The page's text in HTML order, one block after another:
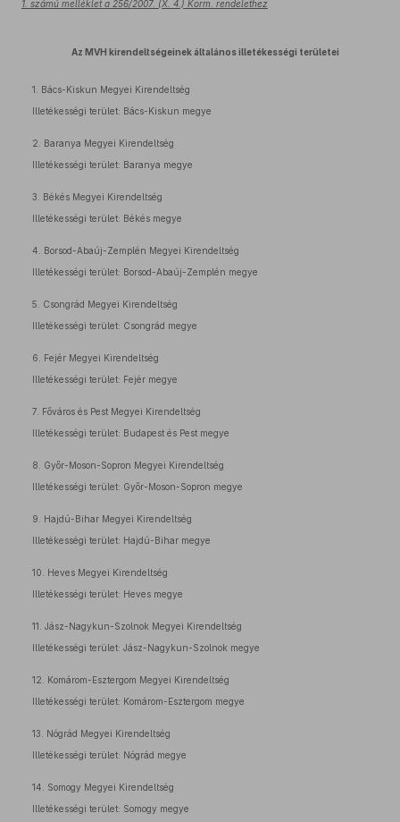
1. számú melléklet a 256/2007. (X. 4.) Korm. rendelethez
Az MVH kirendeltségeinek általános illetékességi területei
1. Bács-Kiskun Megyei Kirendeltség
Illetékességi terület: Bács-Kiskun megye
2. Baranya Megyei Kirendeltség
Illetékességi terület: Baranya megye
3. Békés Megyei Kirendeltség
Illetékességi terület: Békés megye
4. Borsod-Abaúj-Zemplén Megyei Kirendeltség
Illetékességi terület: Borsod-Abaúj-Zemplén megye
5. Csongrád Megyei Kirendeltség
Illetékességi terület: Csongrád megye
6. Fejér Megyei Kirendeltség
Illetékességi terület: Fejér megye
7. Főváros és Pest Megyei Kirendeltség
Illetékességi terület: Budapest és Pest megye
8. Győr-Moson-Sopron Megyei Kirendeltség
Illetékességi terület: Győr-Moson-Sopron megye
9. Hajdú-Bihar Megyei Kirendeltség
Illetékességi terület: Hajdú-Bihar megye
10. Heves Megyei Kirendeltség
Illetékességi terület: Heves megye
11. Jász-Nagykun-Szolnok Megyei Kirendeltség
Illetékességi terület: Jász-Nagykun-Szolnok megye
12. Komárom-Esztergom Megyei Kirendeltség
Illetékességi terület: Komárom-Esztergom megye
13. Nógrád Megyei Kirendeltség
Illetékességi terület: Nógrád megye
14. Somogy Megyei Kirendeltség
Illetékességi terület: Somogy megye